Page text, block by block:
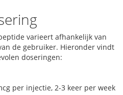
varieert afhankelijk van
de gebruiker. Hieronder vindt
doseringen:
per injectie, 2-3 keer per week